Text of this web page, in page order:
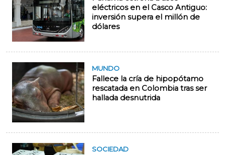
eléctricos en el Casco Antiguo:
inversión supera el millón de
dólares
MUNDO
Fallece la cría de hipopótamo
rescatada en Colombia tras ser
hallada desnutrida
SOCIEDAD